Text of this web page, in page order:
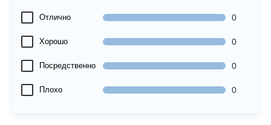
Отлично 0
Хорошо 0
Посредственно 0
Плохо 0